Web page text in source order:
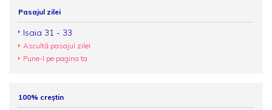
Pasajul zilei
Isaia 31 - 33
Ascultă pasajul zilei
Pune-l pe pagina ta
100% creștin